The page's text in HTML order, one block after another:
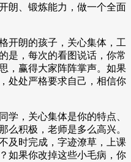
朗、锻炼能力，做一个全面
朗的孩子，关心集体，工
是，每次的看图说话，你常
，赢得大家阵阵掌声。如果
处处严格要求自己，相信你
，关心集体是你的特点、
么积极，老师是多么高兴。
及时完成，字迹潦草，上课
如果你改掉这些小毛病，你